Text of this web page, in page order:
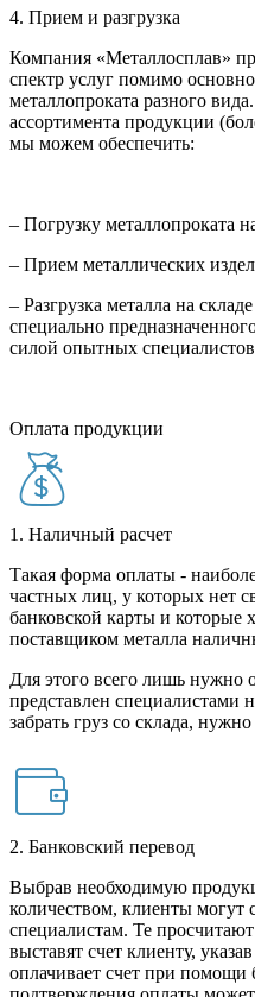
4. Прием и разгрузка
Компания «Металлосплав»
спектр услуг помимо
металлопроката разного
ассортимента продукции
мы можем обеспечить:
– Погрузку металлопроката
– Прием металлических
– Разгрузка металла на
специально
силой опытных
Оплата продукции
1. Наличный расчет
Такая форма оплаты -
частных лиц, у которых нет
банковской карты и которые
поставщиком металла
Для этого всего лишь нужно
представлен специалистами
забрать груз со склада,
2. Банковский перевод
Выбрав необходимую
количеством, клиенты могут
специалистам. Те
выставят счет клиенту,
оплачивает счет при помощи